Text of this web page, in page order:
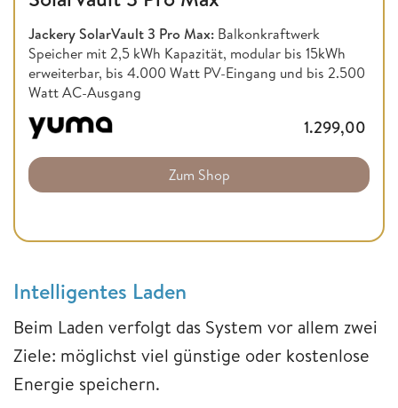
Jackery SolarVault 3 Pro Max: Balkonkraftwerk
Speicher mit 2,5 kWh Kapazität, modular bis 15kWh
erweiterbar, bis 4.000 Watt PV-Eingang und bis 2.500
Watt AC-Ausgang
1.299,00
Zum Shop
Intelligentes Laden
Beim Laden verfolgt das System vor allem zwei
Ziele: möglichst viel günstige oder kostenlose
Energie speichern.